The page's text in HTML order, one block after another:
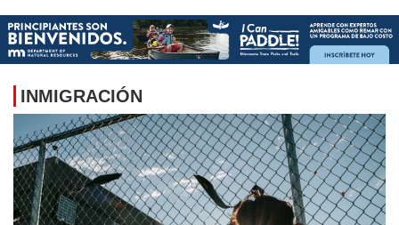
FUNCIONARIOS DE SALUD EN MN RESPALDAN
RECOMENDACIONES SOBRE VACUNAS COVID-
19
LOS TRES VECINDARIOS DE MINNESOTA NOMBRADOS
ENTRE LOS MEJORES PARA CENAR AL AIRE LIBRE
TEMPORADA DE VIRUS RESPIRATORIOS: QUÉ DEBEN HACER
LOS LATINOS PARA EVITAR HOSPITALIZACIONES